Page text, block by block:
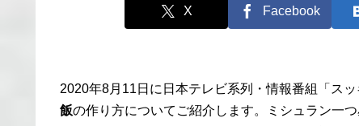
X Facebook
2020年8月11日に日本テレビ系列・情報番組「ス
飯の作り方についてご紹介します。ミシュラン一